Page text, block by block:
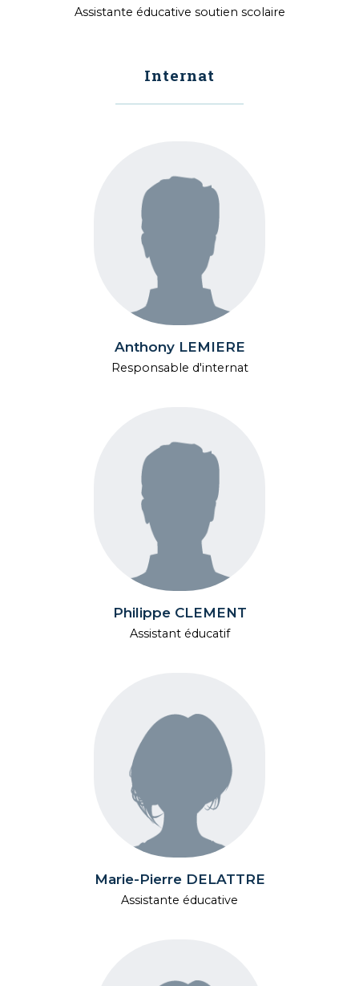
Assistante éducative soutien scolaire
Internat
Anthony LEMIERE
Responsable d'internat
Philippe CLEMENT
Assistant éducatif
Marie-Pierre DELATTRE
Assistante éducative